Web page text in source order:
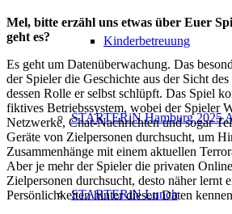
Kinderbetreuung
STARTERiN Hamburg 2025
STARTERiN Lunch
Mel, bitte erzähl uns etwas über Euer
geht es?
Es geht um Datenüberwachung. Das
der Spieler die Geschichte aus der Sicht
dessen Rolle er selbst schlüpft. Das Spiel
fiktives Betriebssystem, wobei der Spieler
Netzwerke, Chat-Nachrichten und sogar
Geräte von Zielpersonen durchsucht, um
Zusammenhänge mit einem aktuellen
Aber je mehr der Spieler die privaten
Zielpersonen durchsucht, desto näher lernt
Persönlichkeiten hinter diesen Daten